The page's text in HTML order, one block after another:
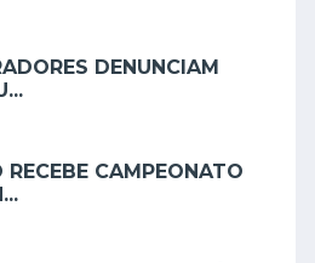
DENUNCIAM
CAMPEONATO